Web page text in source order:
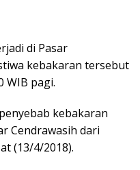
di Pasar
kebakaran tersebut
WIB pagi.
kebakaran
Cendrawasih dari
(13/4/2018).